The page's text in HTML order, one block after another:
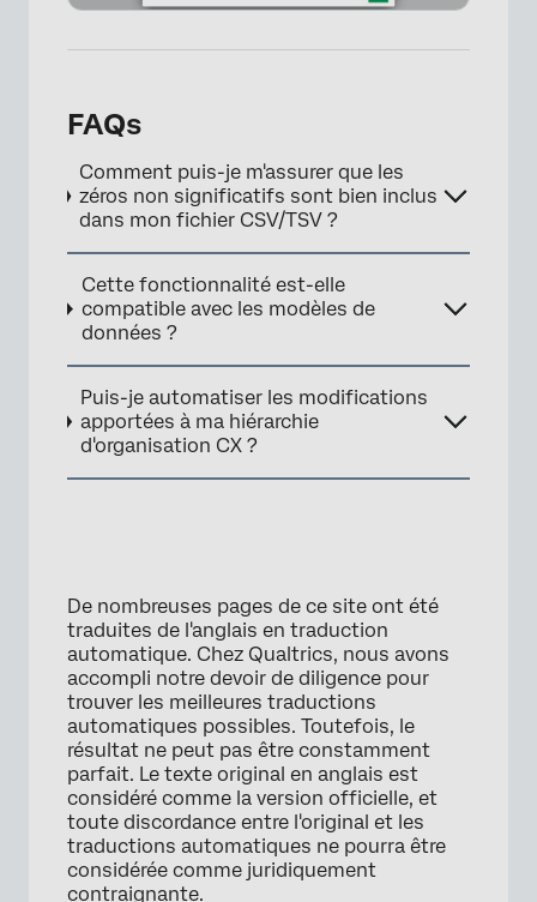
×
FAQs
Comment puis-je m'assurer que les
zéros non significatifs sont bien inclus
dans mon fichier CSV/TSV ?
Cette fonctionnalité est-elle
compatible avec les modèles de
données ?
Puis-je automatiser les modifications
apportées à ma hiérarchie
d'organisation CX ?
De nombreuses pages de ce site ont été
traduites de l'anglais en traduction
automatique. Chez Qualtrics, nous avons
accompli notre devoir de diligence pour
trouver les meilleures traductions
automatiques possibles. Toutefois, le
résultat ne peut pas être constamment
parfait. Le texte original en anglais est
considéré comme la version officielle, et
toute discordance entre l'original et les
traductions automatiques ne pourra être
considérée comme juridiquement
contraignante.